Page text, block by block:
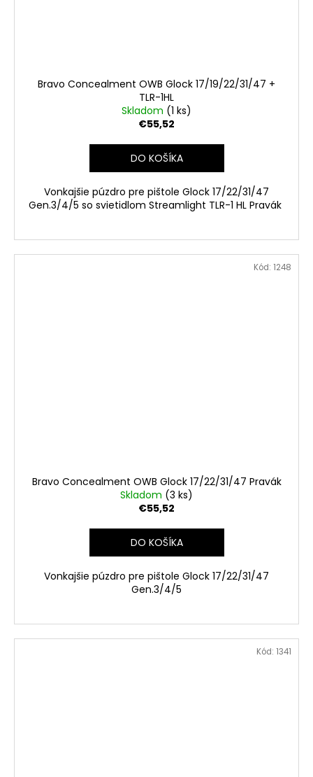
Bravo Concealment OWB Glock 17/19/22/31/47 +
TLR-1HL
Skladom (1 ks)
€55,52
DO KOŠÍKA
Vonkajšie púzdro pre pištole Glock 17/22/31/47
Gen.3/4/5 so svietidlom Streamlight TLR-1 HL Pravák
Bravo Concealment OWB Glock 17/22/31/47 Pravák
Skladom (3 ks)
€55,52
DO KOŠÍKA
Vonkajšie púzdro pre pištole Glock 17/22/31/47
Gen.3/4/5
Kód: 1248
Kód: 1341